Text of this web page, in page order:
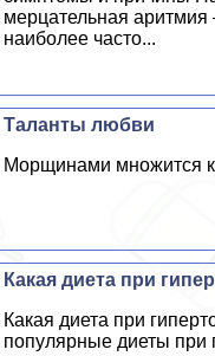
мерцательная
наиболее часто...
Таланты любви
Морщинами множится
Какая диета при
Какая диета при
популярные диеты при